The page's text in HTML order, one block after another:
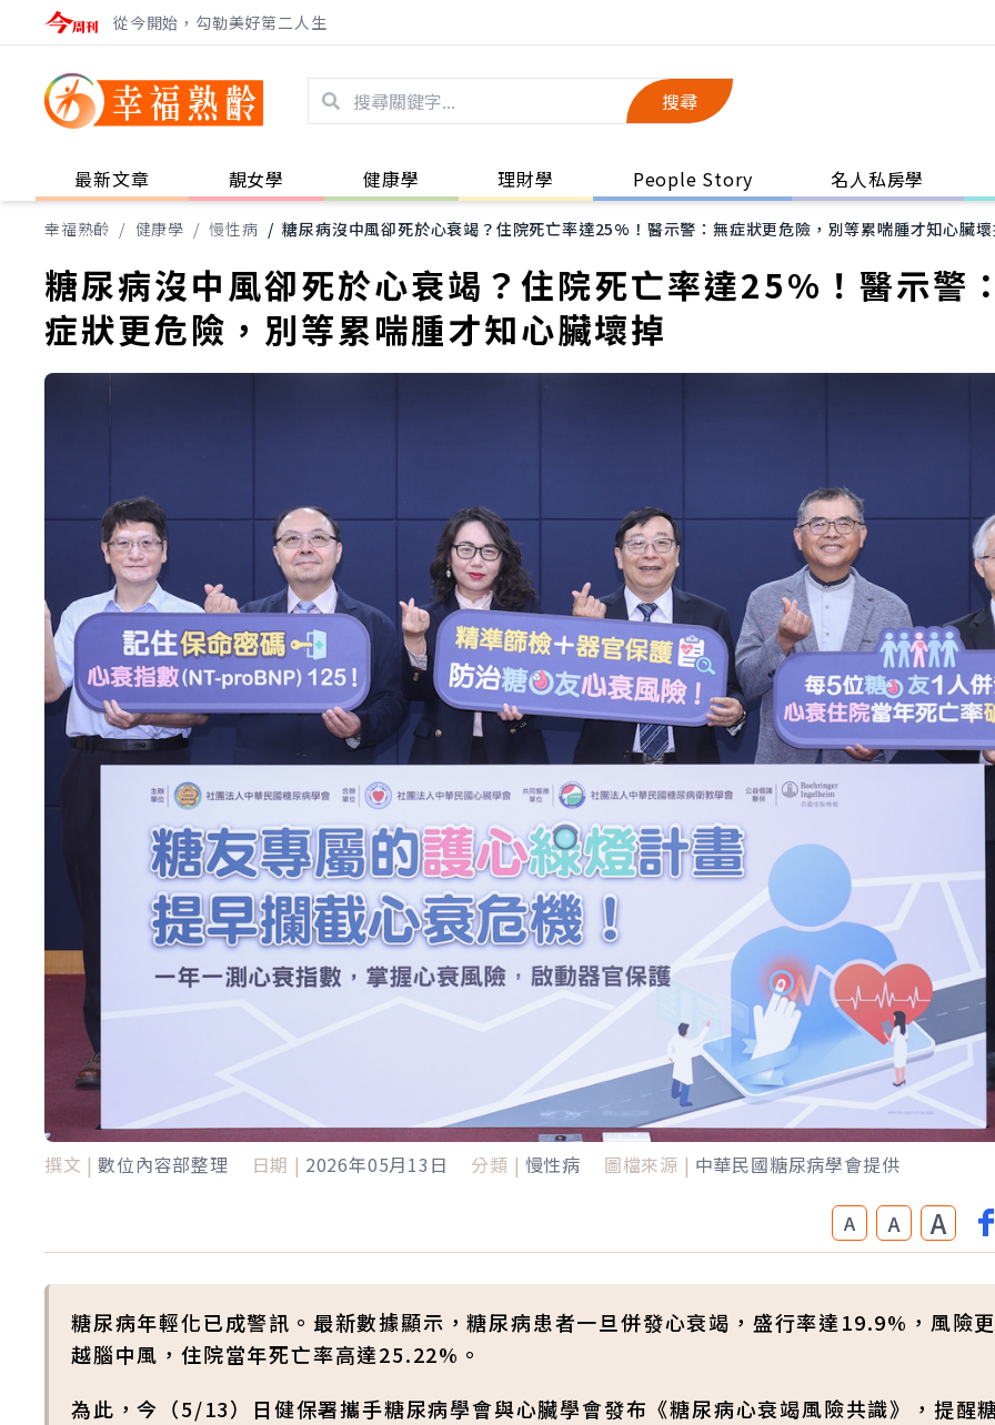
從今開始，勾勒美好第二人生
搜尋
最新文章 靚女學 健康學 理財學 People Story 名人私房學
幸福熟齡 / 健康學 / 慢性病 / 糖尿病沒中風卻死於心衰竭？住院死亡率達25%！醫示警：無症狀更危險，別等累喘腫才知心臟
糖尿病沒中風卻死於心衰竭？住院死亡率達25%！醫示警
症狀更危險，別等累喘腫才知心臟壞掉
撰文 | 數位內容部整理 日期 | 2026年05月13日 分類 | 慢性病 圖檔來源 | 中華民國糖尿病學會提供
A A A
糖尿病年輕化已成警訊。最新數據顯示，糖尿病患者一旦併發心衰竭，盛行率達19.9%，風險
越腦中風，住院當年死亡率高達25.22%。
為此，今（5/13）日健保署攜手糖尿病學會與心臟學會發布《糖尿病心衰竭風險共識》，提醒